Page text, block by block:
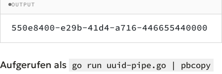
OUTPUT
550e8400-e29b-41d4-a716-446655440000
Aufgerufen als go run uuid-pipe.go | pbcopy